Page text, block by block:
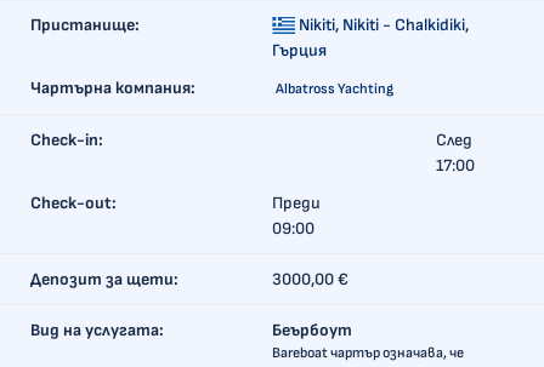
Пристанище: Nikiti, Nikiti - Chalkidiki,
Гърция
Чартърна компания:
Albatross Yachting
Check-in:
След
17:00
Check-out:
Преди
09:00
Депозит за щети: 3000,00 €
Вид на услугата: Беърбоут
Bareboat чартър означава, че